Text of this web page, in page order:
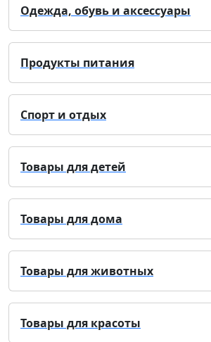
Одежда, обувь и аксессуары
Продукты питания
Спорт и отдых
Товары для детей
Товары для дома
Товары для животных
Товары для красоты